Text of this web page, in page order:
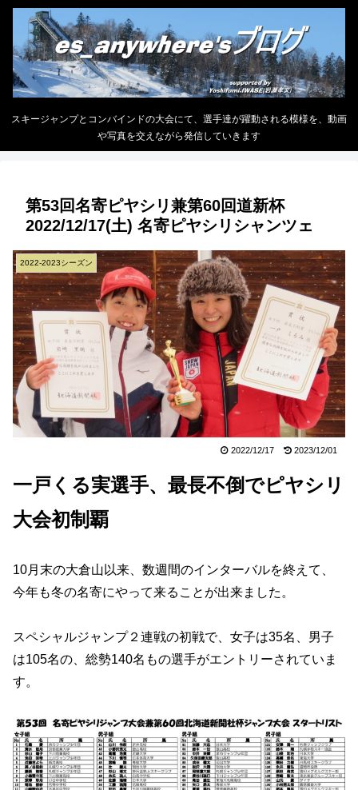
スキージャンプとコンバインドの大会にて、選手達が躍動される模様を、動画
や写真を交えながら発信していきます
第53回名寄ピヤシリ兼第60回道新杯
2022/12/17(土) 名寄ピヤシリシャンツェ
2022-2023シーズン
2022/12/17 2023/12/01
一戸くる実選手、最長不倒でピヤシリ
大会初制覇
10月末の大倉山以来、数週間のインターバルを終えて、
今年も冬の名寄にやって来ることが出来ました。
スペシャルジャンプ２連戦の初戦で、女子は35名、男子
は105名の、総勢140名もの選手がエントリーされていま
す。